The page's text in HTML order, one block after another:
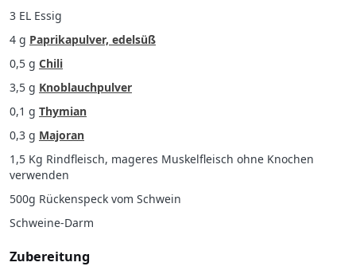
3 EL Essig
4 g Paprikapulver, edelsüß
0,5 g Chili
3,5 g Knoblauchpulver
0,1 g Thymian
0,3 g Majoran
1,5 Kg Rindfleisch, mageres Muskelfleisch ohne Knochen
verwenden
500g Rückenspeck vom Schwein
Schweine-Darm
Zubereitung